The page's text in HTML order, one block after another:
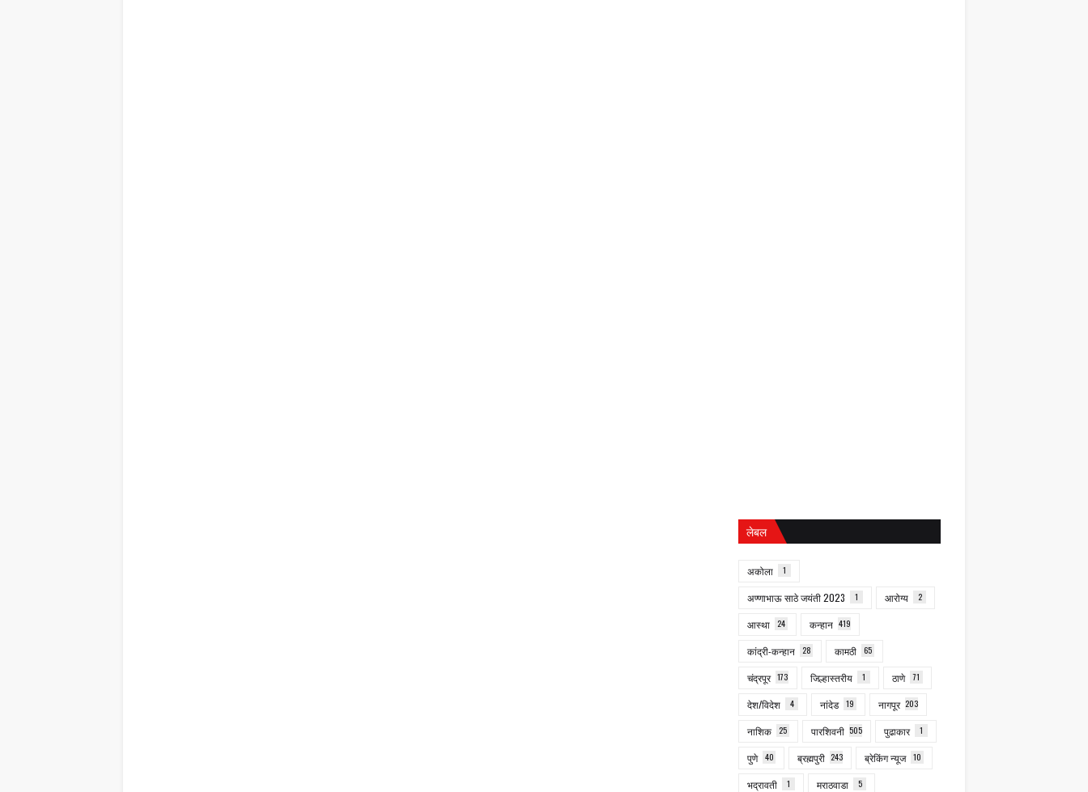
लेबल
अकोला 1
अण्णाभाऊ साठे जयंती 2023 1 आरोग्य 2
आस्था 24 कन्हान 419
कांद्री-कन्हान 28 कामठी 65
चंद्रपूर 173 जिल्हास्तरीय 1 ठाणे 71
देश/विदेश 4 नांदेड 19 नागपूर 203
नाशिक 25 पारशिवनी 505 पुढाकार 1
पुणे 40 ब्रह्मपुरी 243 ब्रेकिंग न्यूज 10
भद्रावती 1 मराठवाडा 5